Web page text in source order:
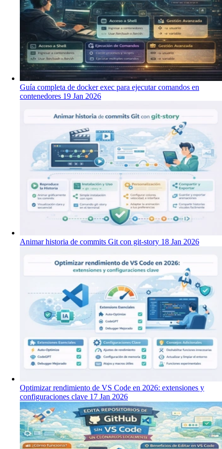
Guía completa de docker exec para ejecutar comandos en
contenedores 19 Jan 2026
Animar historia de commits Git con git-story 18 Jan 2026
Optimizar rendimiento de VS Code en 2026: extensiones y
configuraciones clave 17 Jan 2026